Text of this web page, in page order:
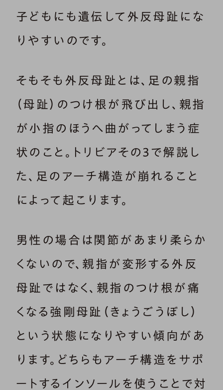
子どもにも遺伝して外反母趾にな
りやすいのです。
そもそも外反母趾とは、足の親指
（母趾）のつけ根が飛び出し、親指
が小指のほうへ曲がってしまう症
状のこと。トリビアその3で解説し
た、足のアーチ構造が崩れること
によって起こります。
男性の場合は関節があまり柔らか
くないので、親指が変形する外反
母趾ではなく、親指のつけ根が痛
くなる強剛母趾（きょうごうぼし）
という状態になりやすい傾向があ
ります。どちらもアーチ構造をサポ
ートするインソールを使うことで対